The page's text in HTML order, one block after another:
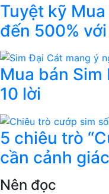
Tuyệt kỹ
đến 500%
Mua bán Sim
10 lời
5 chiêu trò
cần cảnh giác
Nên đọc